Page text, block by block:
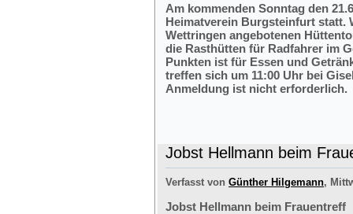
Am kommenden Sonntag den
Heimatverein Burgsteinfurt statt.
Wettringen angebotenen
die Rasthütten für Radfahrer im
Punkten ist für Essen und
treffen sich um 11:00 Uhr bei
Anmeldung ist nicht erforderlich.
Jobst Hellmann beim
Verfasst von Günther Hilgemann,
Jobst Hellmann beim Frauentreff